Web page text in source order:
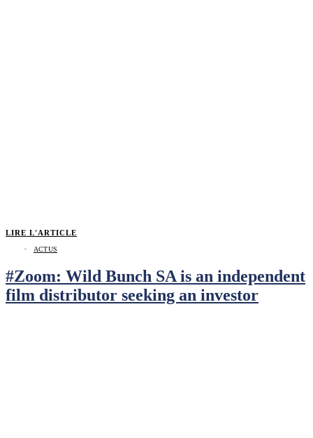
LIRE L'ARTICLE
ACTUS
#Zoom: Wild Bunch SA is an independent
film distributor seeking an investor